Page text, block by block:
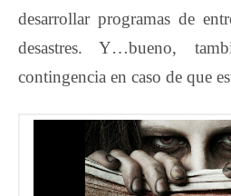
desarrollar programas de
desastres. Y…bueno,
contingencia en caso de que